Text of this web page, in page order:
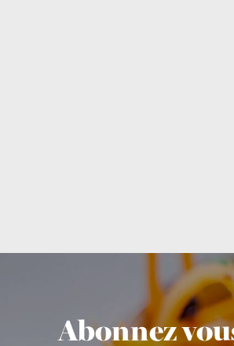
Abonnez